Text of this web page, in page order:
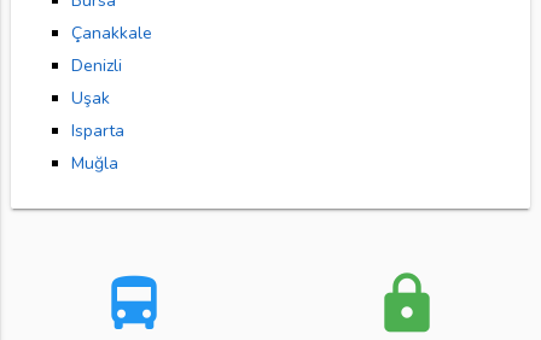
Çanakkale
Denizli
Uşak
Isparta
Muğla
directions_bus lock